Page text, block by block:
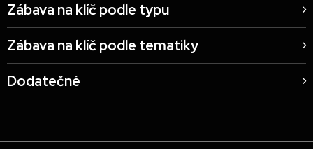
Zábava na klíč podle typu
Zábava na klíč podle tematiky
Dodatečné